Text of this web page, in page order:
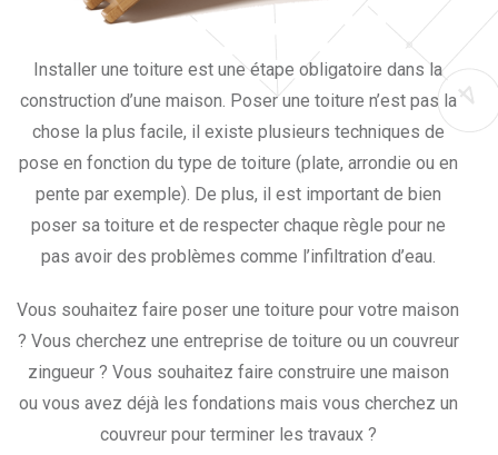
Installer une toiture est une étape obligatoire dans la
construction d’une maison. Poser une toiture n’est pas la
chose la plus facile, il existe plusieurs techniques de
pose en fonction du type de toiture (plate, arrondie ou en
pente par exemple). De plus, il est important de bien
poser sa toiture et de respecter chaque règle pour ne
pas avoir des problèmes comme l’infiltration d’eau.
Vous souhaitez faire poser une toiture pour votre maison
? Vous cherchez une entreprise de toiture ou un couvreur
zingueur ? Vous souhaitez faire construire une maison
ou vous avez déjà les fondations mais vous cherchez un
couvreur pour terminer les travaux ?